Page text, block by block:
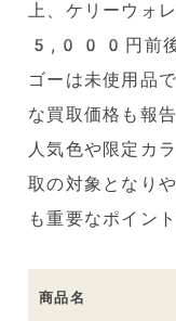
上、ケリーウォ
5,000円前後
ゴーは未使用
な買取価格も報
人気色や限定カ
取の対象となり
も重要なポイント
商品名